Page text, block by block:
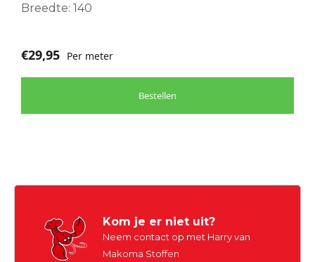
Breedte: 140
€29,95 Per meter
Bestellen
Kom je er niet uit?
Neem contact op met Harry van
Makoma Stoffen